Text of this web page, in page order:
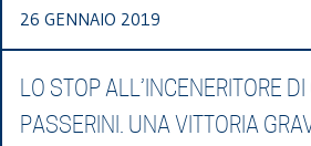
26 GENNAIO 2019
LO STOP ALL’INCENERITORE
PASSERINI. UNA VITTORIA